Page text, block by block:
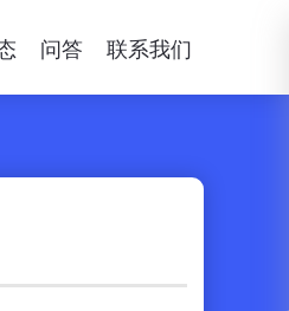
问答 联系我们